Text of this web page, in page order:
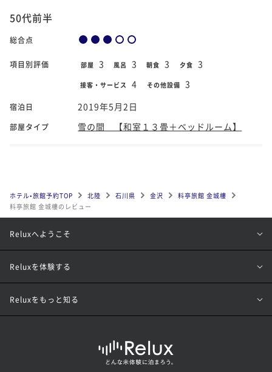
50代前半
総合点
項目別評価 部屋 3 風呂 3 朝食 3 夕食 3
接客・サービス 4 その他設備 3
宿泊日 2019年5月2日
部屋タイプ 雪の間 【和室１３畳＋ベッドルーム】
ホテル•旅館予約TOP 北陸 石川県 金沢
料亭旅館 金城樓
料亭旅館 金城樓のレビュー
Reluxへようこそ
Reluxを体験する
Reluxをもっと知る